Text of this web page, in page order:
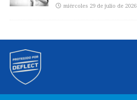
miércoles 29 de julio de 2026